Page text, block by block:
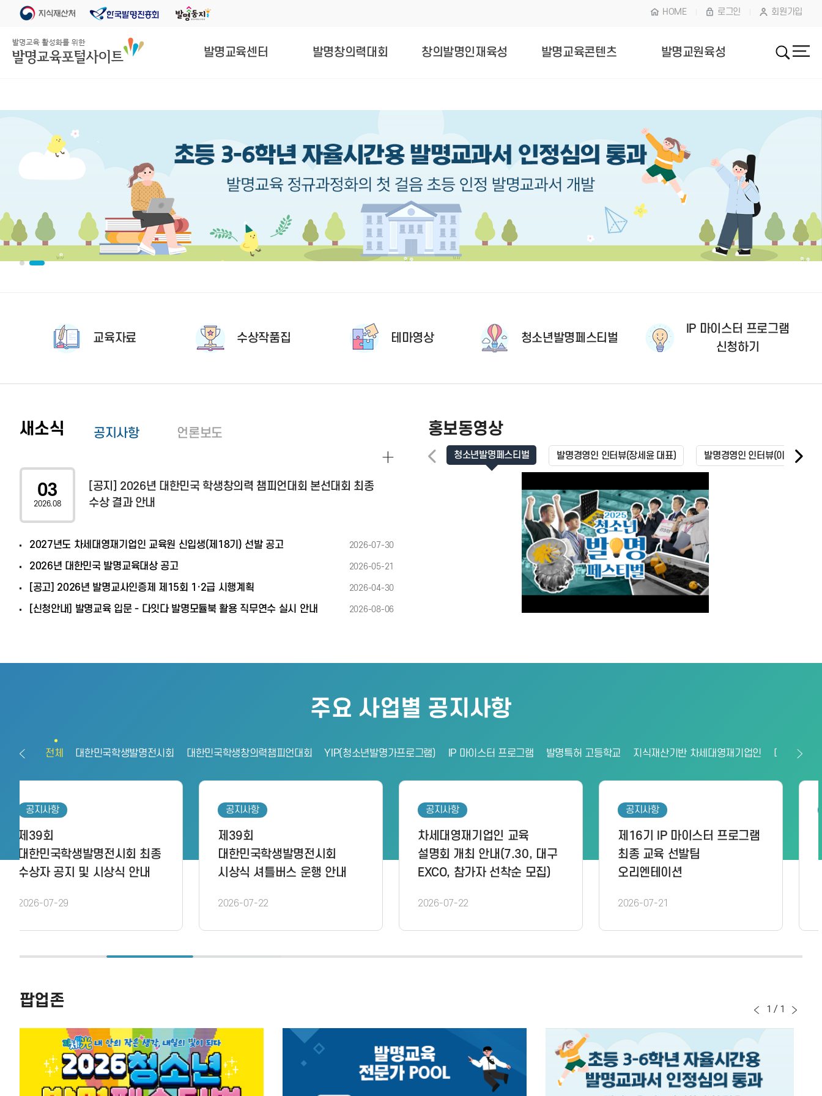
HOME 로그인 회원가입
발명교육센터 발명창의력대회 창의발명인재육성 발명교육콘텐츠 발명교원육성
교육자료 수상작품집 테마영상 청소년발명페스티벌
IP 마이스터 프로그램
신청하기
새소식 공지사항 언론보도
03
2026.08
[공지] 2026년 대한민국 학생창의력 챔피언대회 본선대회 최종
수상 결과 안내
2027년도 차세대영재기업인 교육원 신입생(제18기) 선발 공고 2026-07-30
2026년 대한민국 발명교육대상 공고 2026-05-21
[공고] 2026년 발명교사인증제 제15회 1·2급 시행계획 2026-04-30
[신청안내] 발명교육 입문 - 다잇다 발명모듈북 활용 직무연수 실시 안내 2026-08-06
홍보동영상
청소년발명페스티벌 발명경영인 인터뷰(장세윤 대표) 발명경영인 인터뷰(이관우 대
주요 사업별 공지사항
전체 대한민국학생발명전시회 대한민국학생창의력챔피언대회 YIP(청소년발명가프로그램) IP 마이스터 프로그램 발명특허 고등학교 지식재산기반 차세대영재기업인 대한민국발
최종 교육 선발팀
오리엔테이션
2026-07-21
최종 교육 선발팀 결과발표 및
교육운영 안내
2026-07-20
[공지] 2026년 대한민국
학생창의력 챔피언대회
본선대회 설명회 자료 공유
2026-07-06
[공지] 2026년 대한민국
학생창의력 챔피언대회
제작과제 문제 공지
팝업존 1 / 1